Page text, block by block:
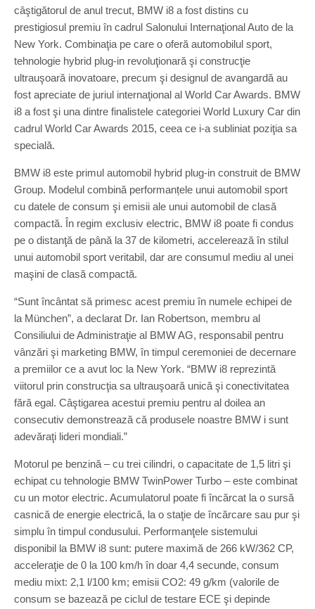
câştigătorul de anul trecut, BMW i8 a fost distins cu
prestigiosul premiu în cadrul Salonului Internaţional Auto de la
New York. Combinaţia pe care o oferă automobilul sport,
tehnologie hybrid plug-in revoluţionară şi construcţie
ultrauşoară inovatoare, precum şi designul de avangardă au
fost apreciate de juriul internaţional al World Car Awards. BMW
i8 a fost şi una dintre finalistele categoriei World Luxury Car din
cadrul World Car Awards 2015, ceea ce i-a subliniat poziţia sa
specială.
BMW i8 este primul automobil hybrid plug-in construit de BMW
Group. Modelul combină performanțele unui automobil sport
cu datele de consum şi emisii ale unui automobil de clasă
compactă. În regim exclusiv electric, BMW i8 poate fi condus
pe o distanţă de până la 37 de kilometri, accelerează în stilul
unui automobil sport veritabil, dar are consumul mediu al unei
maşini de clasă compactă.
“Sunt încântat să primesc acest premiu în numele echipei de
la München”, a declarat Dr. Ian Robertson, membru al
Consiliului de Administraţie al BMW AG, responsabil pentru
vânzări şi marketing BMW, în timpul ceremoniei de decernare
a premiilor ce a avut loc la New York. “BMW i8 reprezintă
viitorul prin construcţia sa ultrauşoară unică şi conectivitatea
fără egal. Câştigarea acestui premiu pentru al doilea an
consecutiv demonstrează că produsele noastre BMW i sunt
adevăraţi lideri mondiali.”
Motorul pe benzină – cu trei cilindri, o capacitate de 1,5 litri şi
echipat cu tehnologie BMW TwinPower Turbo – este combinat
cu un motor electric. Acumulatorul poate fi încărcat la o sursă
casnică de energie electrică, la o staţie de încărcare sau pur şi
simplu în timpul condusului. Performanţele sistemului
disponibil la BMW i8 sunt: putere maximă de 266 kW/362 CP,
acceleraţie de 0 la 100 km/h în doar 4,4 secunde, consum
mediu mixt: 2,1 l/100 km; emisii CO2: 49 g/km (valorile de
consum se bazează pe ciclul de testare ECE şi depinde